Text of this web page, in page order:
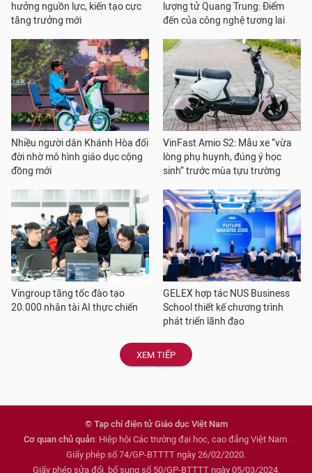
hưởng nguồn lực, kiến tạo cực
tăng trưởng mới
lượng tử Quang Trung: Điểm
đến của công nghệ tương lai
Nhiều người dân Khánh Hòa đổi
đời nhờ mô hình giáo dục cộng
đồng mới
VinFast Amio S2: Mẫu xe “vừa
lòng phụ huynh, đúng ý học
sinh” trước mùa tựu trường
Vingroup tăng tốc đào tạo
20.000 nhân tài AI thực chiến
GELEX hợp tác NUS Business
School thiết kế chương trình
phát triển lãnh đạo
XEM TIẾP
© Tạp chí điện tử Giáo dục Việt Nam
Cơ quan chủ quản: Hiệp hội Các trường đại học, cao đẳng Việt Nam.
Giấy phép số 74/GP-BTTTT ngày 26/02/2020.
Giấy phép sửa đổi, bổ sung số 50/GP-BTTTT ngày 05/03/2024.